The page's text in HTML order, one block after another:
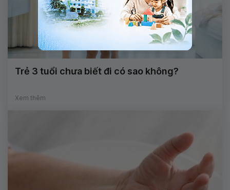
Trẻ 3 tuổi chưa biết đi có sao không?
Xem thêm